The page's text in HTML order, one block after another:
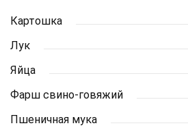
Картошка
Лук
Яйца
Фарш свино-говяжий
Пшеничная мука